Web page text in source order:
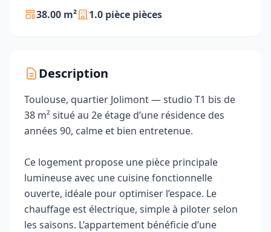
38.00 m² 1.0 pièce pièces
Description
Toulouse, quartier Jolimont — studio T1 bis de
38 m² situé au 2e étage d’une résidence des
années 90, calme et bien entretenue.
Ce logement propose une pièce principale
lumineuse avec une cuisine fonctionnelle
ouverte, idéale pour optimiser l’espace. Le
chauffage est électrique, simple à piloter selon
les saisons. L’appartement bénéficie d’une